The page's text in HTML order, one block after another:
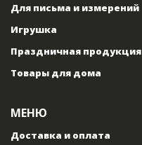
Для письма и измерений
Игрушка
Праздничная продукция
Товары для дома
МЕНЮ
Доставка и оплата